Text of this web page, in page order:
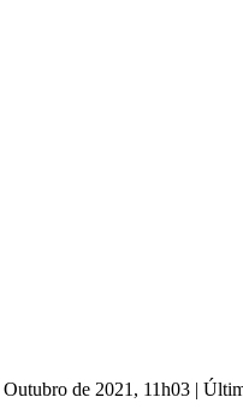
de 2021, 11h03 |